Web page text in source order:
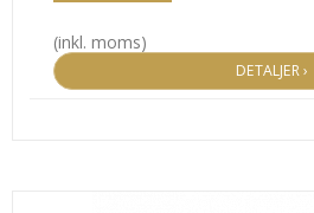
(inkl. moms)
DETALJER ›